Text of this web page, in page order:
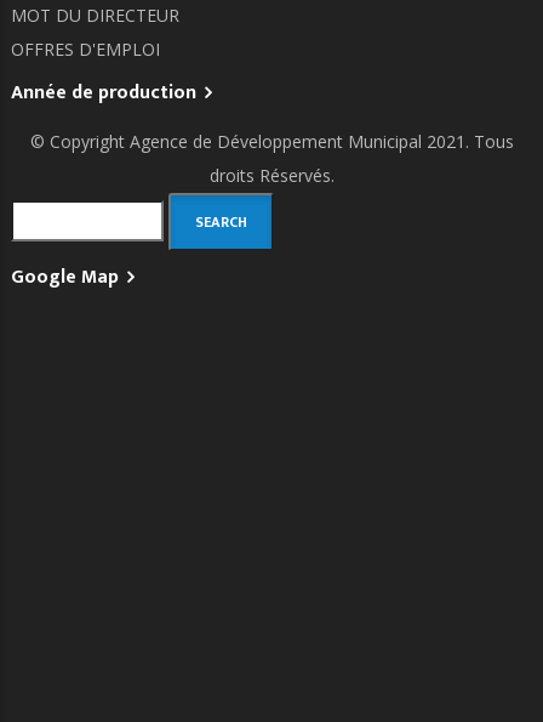
MOT DU DIRECTEUR
OFFRES D'EMPLOI
Année de production
© Copyright Agence de Développement Municipal 2021. Tous
droits Réservés.
Google Map